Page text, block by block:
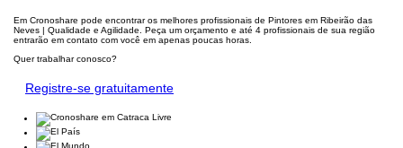
Em Cronoshare pode encontrar os melhores profissionais de Pintores em Ribeirão das
Neves | Qualidade e Agilidade. Peça um orçamento e até 4 profissionais de sua região
entrarão em contato com você em apenas poucas horas.
Quer trabalhar conosco?
Registre-se gratuitamente